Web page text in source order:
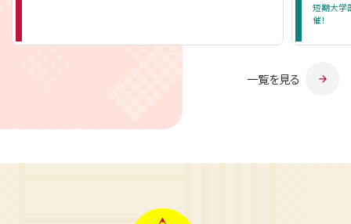
一覧を見る
短期大学
催！